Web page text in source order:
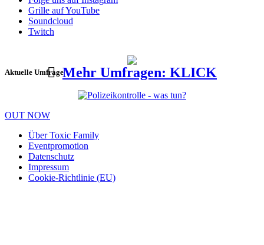
Grille auf YouTube
Soundcloud
Twitch
Aktuelle UmfrageMehr Umfragen: KLICK
OUT NOW
Über Toxic Family
Eventpromotion
Datenschutz
Impressum
Cookie-Richtlinie (EU)